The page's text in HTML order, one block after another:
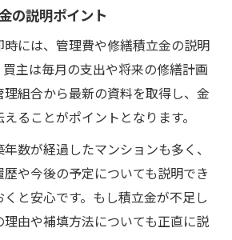
の説明ポイント
には、管理費や修繕積立金の説明
主は毎月の支出や将来の修繕計画
組合から最新の資料を取得し、金
ることがポイントとなります。
数が経過したマンションも多く、
や今後の予定についても説明でき
と安心です。もし積立金が不足し
由や補填方法についても正直に説